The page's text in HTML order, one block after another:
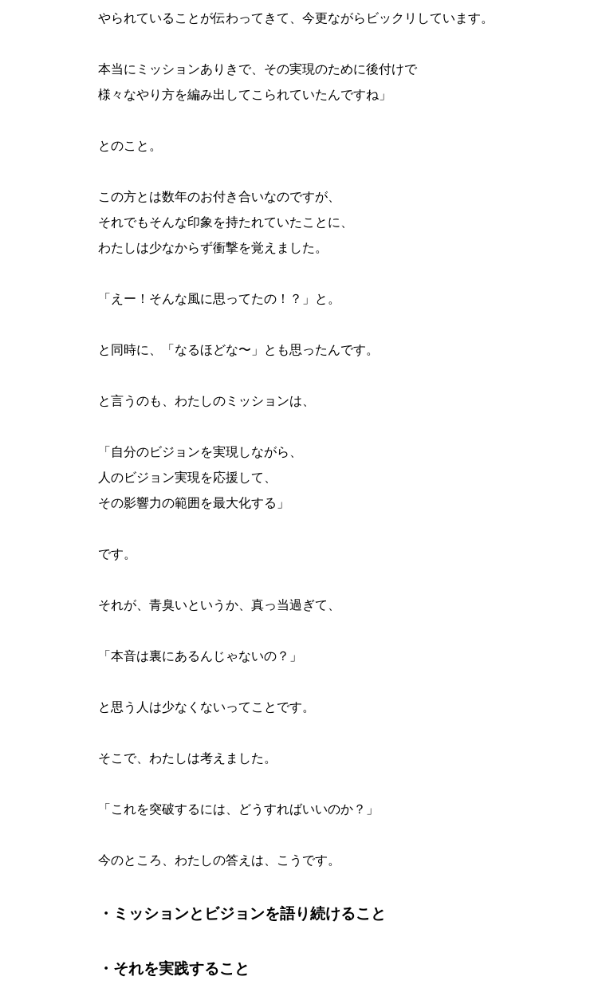
やられていることが伝わってきて、今更ながらビックリしています。
本当にミッションありきで、その実現のために後付けで
様々なやり方を編み出してこられていたんですね」
とのこと。
この方とは数年のお付き合いなのですが、
それでもそんな印象を持たれていたことに、
わたしは少なからず衝撃を覚えました。
「えー！そんな風に思ってたの！？」と。
と同時に、「なるほどな〜」とも思ったんです。
と言うのも、わたしのミッションは、
「自分のビジョンを実現しながら、
人のビジョン実現を応援して、
その影響力の範囲を最大化する」
です。
それが、青臭いというか、真っ当過ぎて、
「本音は裏にあるんじゃないの？」
と思う人は少なくないってことです。
そこで、わたしは考えました。
「これを突破するには、どうすればいいのか？」
今のところ、わたしの答えは、こうです。
・ミッションとビジョンを語り続けること
・それを実践すること